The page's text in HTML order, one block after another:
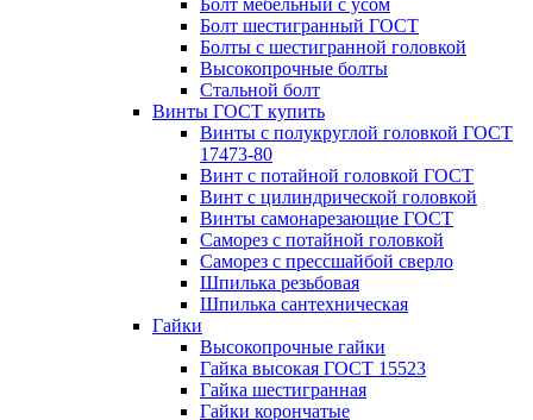
Болт мебельный с усом
Болт шестигранный ГОСТ
Болты с шестигранной головкой
Высокопрочные болты
Стальной болт
Винты ГОСТ купить
Винты с полукруглой головкой ГОСТ
17473-80
Винт с потайной головкой ГОСТ
Винт с цилиндрической головкой
Винты самонарезающие ГОСТ
Саморез с потайной головкой
Саморез с прессшайбой сверло
Шпилька резьбовая
Шпилька сантехническая
Гайки
Высокопрочные гайки
Гайка высокая ГОСТ 15523
Гайка шестигранная
Гайки корончатые